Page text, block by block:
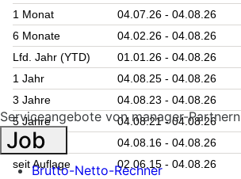
1 Monat 04.07.26 - 04.08.26
6 Monate
04.02.26 - 04.08.26
Lfd. Jahr (YTD)
01.01.26 - 04.08.26
1 Jahr
04.08.25 - 04.08.26
3 Jahre
04.08.23 - 04.08.26
5 Jahre
04.08.21 - 04.08.26
10 Jahre
04.08.16 - 04.08.26
seit Auflage
02.06.15 - 04.08.26
Serviceangebote von manager-Partnern
Job
Brutto-Netto-Rechner